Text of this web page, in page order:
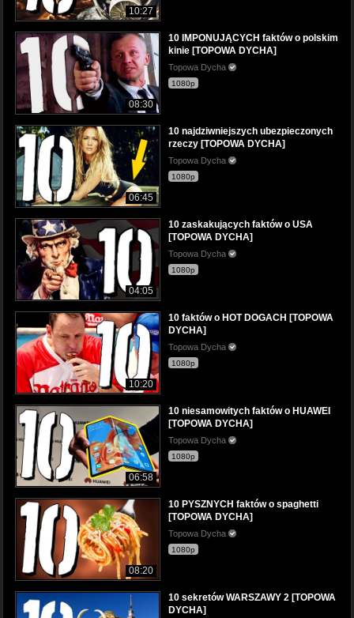
10:27
08:30
10 IMPONUJĄCYCH faktów o polskim
kinie [TOPOWA DYCHA]
Topowa Dycha
1080p
06:45
10 najdziwniejszych ubezpieczonych
rzeczy [TOPOWA DYCHA]
Topowa Dycha
1080p
04:05
10 zaskakujących faktów o USA
[TOPOWA DYCHA]
Topowa Dycha
1080p
10:20
10 faktów o HOT DOGACH [TOPOWA
DYCHA]
Topowa Dycha
1080p
06:58
10 niesamowitych faktów o HUAWEI
[TOPOWA DYCHA]
Topowa Dycha
1080p
08:20
10 PYSZNYCH faktów o spaghetti
[TOPOWA DYCHA]
Topowa Dycha
1080p
10 sekretów WARSZAWY 2 [TOPOWA
DYCHA]